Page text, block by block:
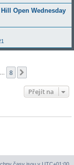
Open Wednesday
8
Přejít na